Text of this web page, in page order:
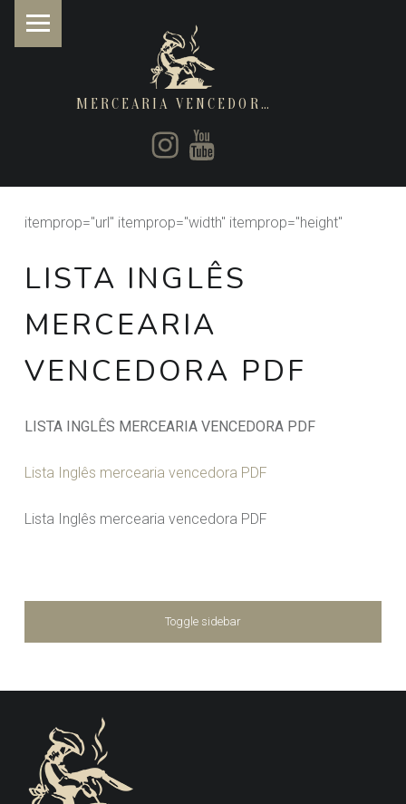
MERCEARIA VENCEDORA
Instagram
Youtube
itemprop="url" itemprop="width" itemprop="height"
LISTA INGLÊS
MERCEARIA
VENCEDORA PDF
LISTA INGLÊS MERCEARIA VENCEDORA PDF
Lista Inglês mercearia vencedora PDF
Lista Inglês mercearia vencedora PDF
SIDEBAR
Toggle sidebar
FOOTER SIDEBAR